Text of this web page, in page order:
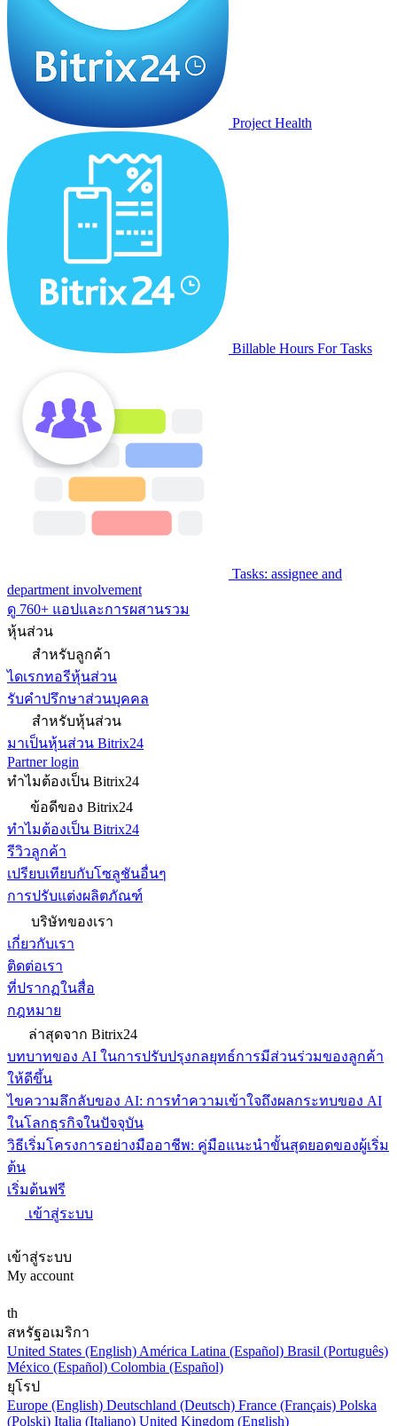
Project Health
Billable Hours For Tasks
Tasks: assignee and
department involvement
ดู 760+ แอปและการผสานรวม
หุ้นส่วน
สำหรับลูกค้า
ไดเรกทอรีหุ้นส่วน
รับคำปรึกษาส่วนบุคคล
สำหรับหุ้นส่วน
มาเป็นหุ้นส่วน Bitrix24
Partner login
ทำไมต้องเป็น Bitrix24
ข้อดีของ Bitrix24
ทำไมต้องเป็น Bitrix24
รีวิวลูกค้า
เปรียบเทียบกับโซลูชันอื่นๆ
การปรับแต่งผลิตภัณฑ์
บริษัทของเรา
เกี่ยวกับเรา
ติดต่อเรา
ที่ปรากฏในสื่อ
กฎหมาย
ล่าสุดจาก Bitrix24
บทบาทของ AI ในการปรับปรุงกลยุทธ์การมีส่วนร่วมของลูกค้า
ให้ดีขึ้น
ไขความลึกลับของ AI: การทำความเข้าใจถึงผลกระทบของ AI
ในโลกธุรกิจในปัจจุบัน
วิธีเริ่มโครงการอย่างมืออาชีพ: คู่มือแนะนำขั้นสุดยอดของผู้เริ่ม
ต้น
เริ่มต้นฟรี
เข้าสู่ระบบ
เข้าสู่ระบบ
My account
th
สหรัฐอเมริกา
United States (English) América Latina (Español) Brasil (Português)
México (Español) Colombia (Español)
ยุโรป
Europe (English) Deutschland (Deutsch) France (Français) Polska
(Polski) Italia (Italiano) United Kingdom (English)